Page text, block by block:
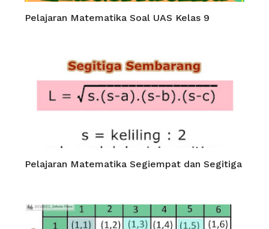
Pelajaran Matematika Soal UAS Kelas 9
Pelajaran Matematika Segiempat dan Segitiga